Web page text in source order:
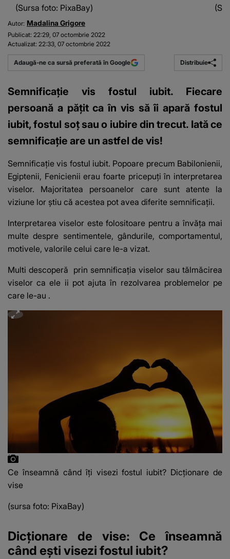
(Sursa foto: PixaBay)
Autor: Madalina Grigore
Publicat: 22:29, 07 octombrie 2022
Actualizat: 22:33, 07 octombrie 2022
Adaugă-ne ca sursă preferată în Google Distribuie
Semnificație vis fostul iubit. Fiecare
persoană a pățit ca în vis să îi apară fostul
iubit, fostul soț sau o iubire din trecut. Iată ce
semnificație are un astfel de vis!
Semnificație vis fostul iubit. Popoare precum Babilonienii,
Egiptenii, Fenicienii erau foarte pricepuți în interpretarea
viselor. Majoritatea persoanelor care sunt atente la
viziune lor știu că acestea pot avea diferite semnificații.
Interpretarea viselor este folositoare pentru a învăța mai
multe despre sentimentele, gândurile, comportamentul,
motivele, valorile celui care le-a vizat.
Multi descoperă prin semnificația viselor sau tălmăcirea
viselor ca ele ii pot ajuta în rezolvarea problemelor pe
care le-au .
Ce înseamnă când îți visezi fostul iubit? Dicționare de
vise
(sursa foto: PixaBay)
Dicționare de vise: Ce înseamnă
când ești visezi fostul iubit?